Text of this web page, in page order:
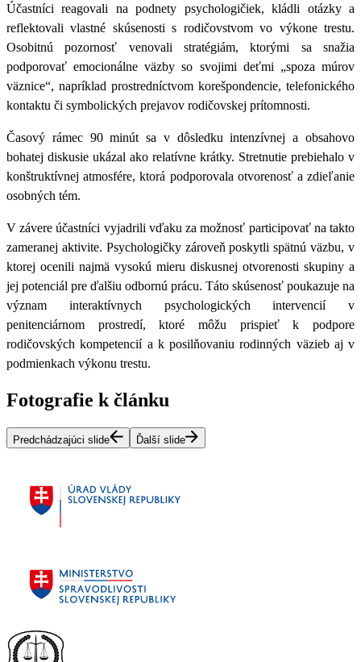
Účastníci reagovali na podnety psychologičiek, kládli otázky a
reflektovali vlastné skúsenosti s rodičovstvom vo výkone trestu.
Osobitnú pozornosť venovali stratégiám, ktorými sa snažia
podporovať emocionálne väzby so svojimi deťmi „spoza múrov
väznice“, napríklad prostredníctvom korešpondencie, telefonického
kontaktu či symbolických prejavov rodičovskej prítomnosti.
Časový rámec 90 minút sa v dôsledku intenzívnej a obsahovo
bohatej diskusie ukázal ako relatívne krátky. Stretnutie prebiehalo v
konštruktívnej atmosfére, ktorá podporovala otvorenosť a zdieľanie
osobných tém.
V závere účastníci vyjadrili vďaku za možnosť participovať na takto
zameranej aktivite. Psychologičky zároveň poskytli spätnú väzbu, v
ktorej ocenili najmä vysokú mieru diskusnej otvorenosti skupiny a
jej potenciál pre ďalšiu odbornú prácu. Táto skúsenosť poukazuje na
význam interaktívnych psychologických intervencií v
penitenciárnom prostredí, ktoré môžu prispieť k podpore
rodičovských kompetencií a k posilňovaniu rodinných väzieb aj v
podmienkach výkonu trestu.
Fotografie k článku
Predchádzajúci slide Ďalší slide